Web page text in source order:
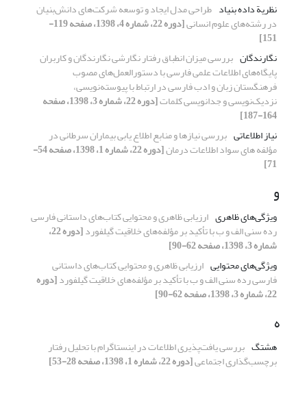
نظریة داده بنیاد طراحی مدل ایجاد و توسعه شرکت‌های دانش‌بنیان
در رشته‌های علوم انسانی [دوره 22، شماره 4، 1398، صفحه 119-
151]
نگارندگان بررسی میزان انطباق رفتار نگارشی نگارندگان و کاربران
پایگاه‌های اطلاعات علمی فارسی با دستورالعمل‌های مصوب
فرهنگستان زبان و ادب فارسی در ارتباط با پیوسته‌نویسی،
نزدیک‌نویسی و جدانویسی کلمات [دوره 22، شماره 3، 1398، صفحه
164-187]
نیاز اطلاعاتی بررسی نیازها و منابع اطلاع یابی بیماران سرطانی در
مؤلفه های سواد اطلاعات درمان [دوره 22، شماره 1، 1398، صفحه 54-
71]
و
ویژگی‌های ظاهری ارزیابی ظاهری و محتوایی کتاب‌های داستانی فارسی
رده‌ سنی الف و ب با تأکید بر مؤلفه‌های خلاقیت گیلفورد [دوره 22،
شماره 3، 1398، صفحه 62-90]
ویژگی‌های محتوایی ارزیابی ظاهری و محتوایی کتاب‌های داستانی
فارسی رده‌ سنی الف و ب با تأکید بر مؤلفه‌های خلاقیت گیلفورد[دوره
22، شماره 3، 1398، صفحه 62-90]
ه
هشتگ بررسی یافت‌پذیری اطلاعات در اینستاگرام با تحلیل رفتار
برچسب‌گذاری اجتماعی[دوره 22، شماره 1، 1398، صفحه 28-53]